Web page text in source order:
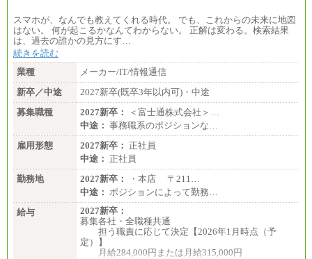
スマホが、なんでも教えてくれる時代。 でも、これからの未来に地図
はない。 何が起こるかなんてわからない。 正解は変わる。検索結果
は、過去の誰かの見方にす…
続きを読む
業種
メーカー/IT/情報通信
新卒／中途
2027新卒(既卒3年以内可)・中途
募集職種
2027新卒：
＜富士通株式会社＞…
中途： 事務職系のポジションな…
雇用形態
2027新卒： 正社員
中途： 正社員
勤務地
2027新卒：
・本店 〒211…
中途： ポジションによって勤務…
給与
2027新卒：
募集各社・全職種共通
担う職責に応じて決定【2026年1月時点（予
定）】
月給284,000円または月給315,000円